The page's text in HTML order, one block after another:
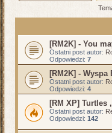
[RM2K] - You
Ostatni post autor:
Odpowiedzi: 7
[RM2K] - Wyspa
Ostatni post autor:
Odpowiedzi: 4
[RM XP] Turtles
Ostatni post autor:
Odpowiedzi: 142